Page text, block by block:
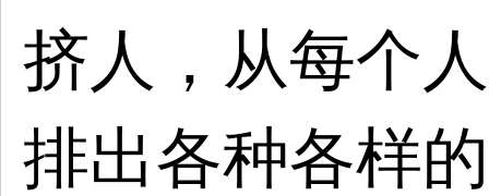
挤人，从每个
排出各种各样